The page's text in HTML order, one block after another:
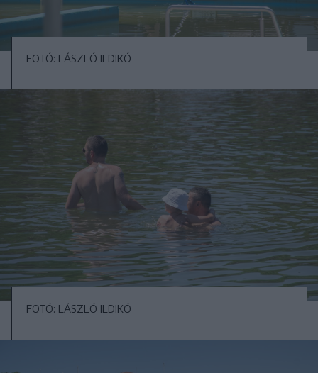
FOTÓ: LÁSZLÓ ILDIKÓ
FOTÓ: LÁSZLÓ ILDIKÓ